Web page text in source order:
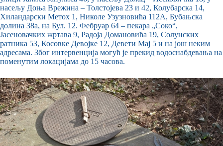
насељу Доња Врежина – Толстојева 23 и 42, Колубарска 14,
Хиландарски Метох 1, Николе Узузновића 112А, Бубањска
долина 38а, на Бул. 12. Фебруар 64 – пекара „Соко“,
Јасеновачких жртава 9, Радоја Домановића 19, Солунских
ратника 53, Косовке Девојке 12, Девети Мај 5 и на још неким
адресама. Због интервенција могућ је прекид водоснабдевања на
поменутим локацијама до 15 часова.